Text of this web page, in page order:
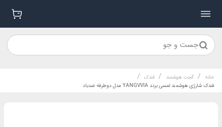
جست و جو
خانه / گجت هوشمند / فندک /
فندک شارژی هوشمند لمسی برند YANGVVIA مدل دوطرفه ضدباد